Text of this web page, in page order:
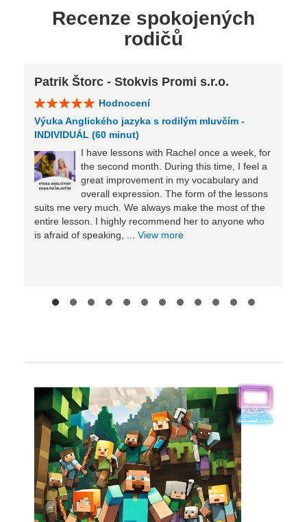
Recenze spokojených
rodičů
Patrik Štorc - Stokvis Promi s.r.o.
Hodnocení
Výuka Anglického jazyka s rodilým mluvčím -
INDIVIDUÁL (60 minut)
I have lessons with Rachel once a week, for
the second month. During this time, I feel a
great improvement in my vocabulary and
overall expression. The form of the lessons
suits me very much. We always make the most of the
entire lesson. I highly recommend her to anyone who
is afraid of speaking, ... View more